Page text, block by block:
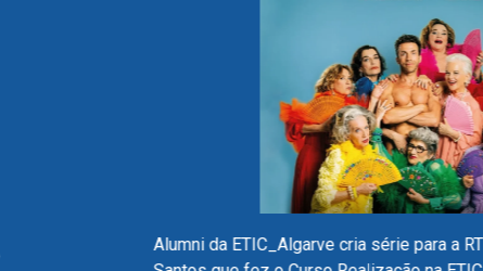
Alumni da ETIC_Algarve cria série para a